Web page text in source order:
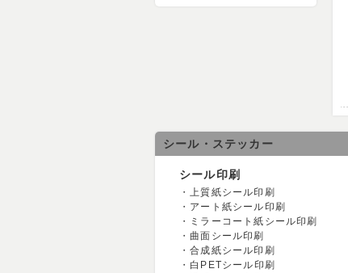
シール・ステッカー
シール印刷
上質紙シール印刷
アート紙シール印刷
ミラーコート紙シール印刷
曲面シール印刷
合成紙シール印刷
白PETシール印刷